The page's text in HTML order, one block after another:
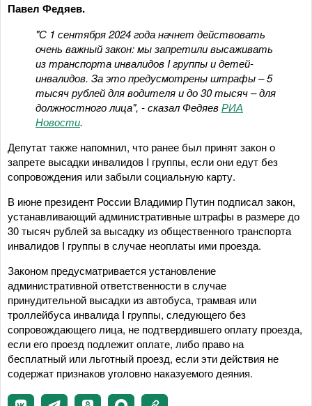
Павел Федяев.
"С 1 сентября 2024 года начнет действовать
очень важный закон: мы запретили высаживать
из транспорта инвалидов I группы и детей-
инвалидов. За это предусмотрены штрафы – 5
тысяч рублей для водителя и до 30 тысяч – для
должностного лица", - сказал ФедяевРИА
Новости.
Депутат также напомнил, что ранее был принят закон о
запрете высадки инвалидов I группы, если они едут без
сопровождения или забыли социальную карту.
В июне президент России Владимир Путин подписал закон,
устанавливающий административные штрафы в размере до
30 тысяч рублей за высадку из общественного транспорта
инвалидов I группы в случае неоплаты ими проезда.
Законом предусматривается установление
административной ответственности в случае
принудительной высадки из автобуса, трамвая или
троллейбуса инвалида I группы, следующего без
сопровождающего лица, не подтвердившего оплату проезда,
если его проезд подлежит оплате, либо право на
бесплатный или льготный проезд, если эти действия не
содержат признаков уголовно наказуемого деяния.